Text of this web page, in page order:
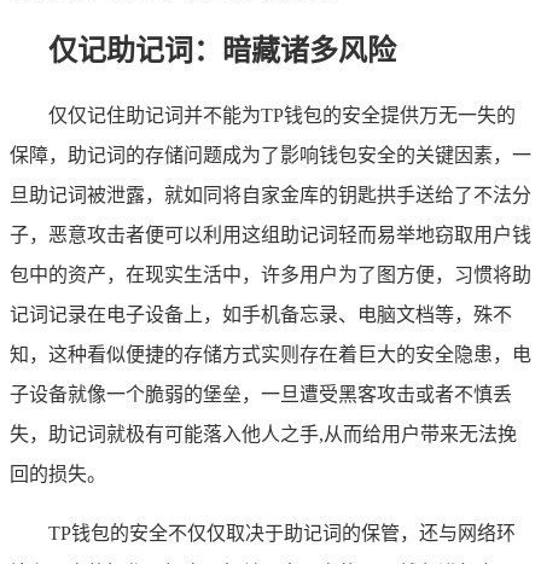
仅记助记词：暗藏诸多风险
仅仅记住助记词并不能为TP钱包的安全提供万无一失的
保障，助记词的存储问题成为了影响钱包安全的关键因素，一
旦助记词被泄露，就如同将自家金库的钥匙拱手送给了不法分
子，恶意攻击者便可以利用这组助记词轻而易举地窃取用户钱
包中的资产，在现实生活中，许多用户为了图方便，习惯将助
记词记录在电子设备上，如手机备忘录、电脑文档等，殊不
知，这种看似便捷的存储方式实则存在着巨大的安全隐患，电
子设备就像一个脆弱的堡垒，一旦遭受黑客攻击或者不慎丢
失，助记词就极有可能落入他人之手,从而给用户带来无法挽
回的损失。
TP钱包的安全不仅仅取决于助记词的保管，还与网络环